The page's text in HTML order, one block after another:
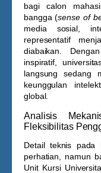
bagi calon
bangga (sense of
media sosial,
representatif
diabaikan.
inspiratif,
langsung sedang
keunggulan
global.
Analisis
Fleksibilitas
Detail teknis pada
perhatian, namun
Unit Kursi